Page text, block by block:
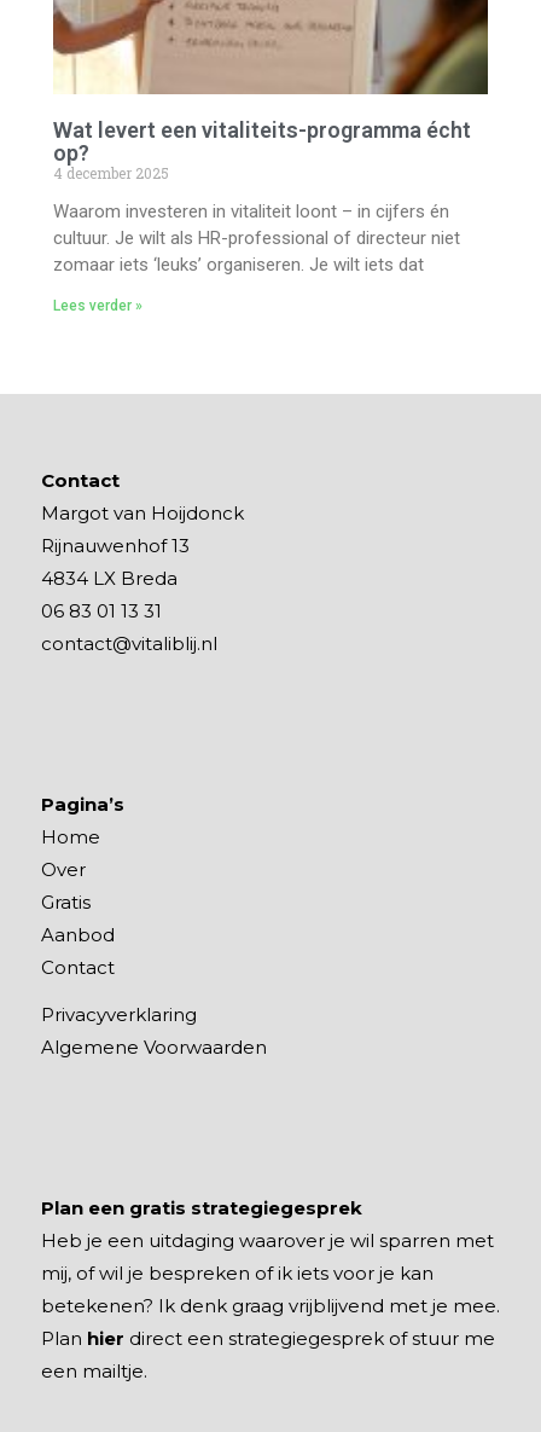
Wat levert een vitaliteits-programma écht
op?
4 december 2025
Waarom investeren in vitaliteit loont – in cijfers én
cultuur. Je wilt als HR-professional of directeur niet
zomaar iets ‘leuks’ organiseren. Je wilt iets dat
Lees verder »
Contact
Margot van Hoijdonck
Rijnauwenhof 13
4834 LX Breda
06 83 01 13 31
contact@vitaliblij.nl
Pagina’s
Home
Over
Gratis
Aanbod
Contact
Privacyverklaring
Algemene Voorwaarden
Plan een gratis strategiegesprek
Heb je een uitdaging waarover je wil sparren met
mij, of wil je bespreken of ik iets voor je kan
betekenen? Ik denk graag vrijblijvend met je mee.
Plan hier direct een strategiegesprek of stuur me
een mailtje.